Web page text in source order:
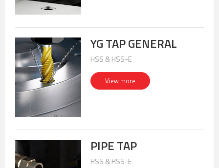
YG TAP GENERAL
HSS & HSS-E
View more
PIPE TAP
HSS & HSS-E